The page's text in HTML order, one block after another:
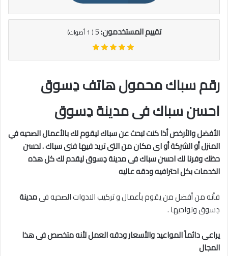
تقييم المستخدمون:5
(
1أصوات)
رقم سباك محمول هاتف دِسوق
احسن سباك فى مدينة دِسوق
الأفضل والأرخص أذا كنت تبحث عن سباك ليقوم لك بالأعمال الصحيه في
المنزل أو الشركة أو اى مكان من التى تريد فيها فنى سباك . لحسن
حظك وفرنا لك احسن سباك فى مدينةدِسوقليقدم لك كل هذه
الخدمات بكل احترافيه ودقه عاليه
فأنه من أفضل من يقوم بأعمال و تركيب الادوات الصحيه فىمدينة
دِسوق ونواحيها .
يراعى دائماً المواعيد والأسعار ودقه العمل لأنه متخصص فى هذا
المجال